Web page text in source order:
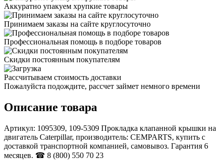
Аккуратно упакуем хрупкие товары
Принимаем заказы на сайте круглосуточно
Профессиональная помощь в подборе товаров
Скидки постоянным покупателям
Рассчитываем стоимость доставки
Пожалуйста подождите, рассчет займет немного времени
Описание товара
Артикул: 1095309, 109-5309 Прокладка клапанной крышки на
двигатель Caterpillar, производитель: CEMPARTS, купить с
доставкой транспортной компанией, самовывоз. Гарантия 6
месяцев. ☎ 8 (800) 550 70 23